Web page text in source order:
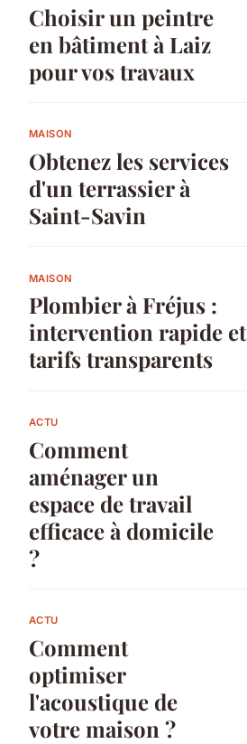
Choisir un peintre
en bâtiment à Laiz
pour vos travaux
MAISON
Obtenez les services
d'un terrassier à
Saint-Savin
MAISON
Plombier à Fréjus :
intervention rapide et
tarifs transparents
ACTU
Comment
aménager un
espace de travail
efficace à domicile
?
ACTU
Comment
optimiser
l'acoustique de
votre maison ?